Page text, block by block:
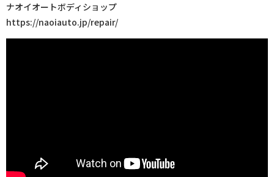
ナオイオートボディショップ
https://naoiauto.jp/repair/